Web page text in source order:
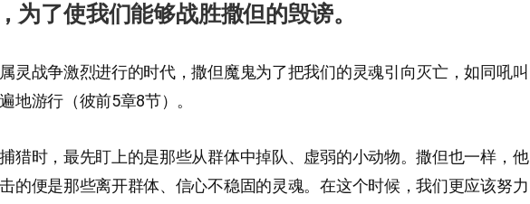
为了使我们能够战胜撒但的毁谤。
灵战争激烈进行的时代，撒但魔鬼为了把我们的灵魂引向灭亡，如同吼叫
地游行（彼前5章8节）。
猎时，最先盯上的是那些从群体中掉队、虚弱的小动物。撒但也一样，他
的便是那些离开群体、信心不稳固的灵魂。在这个时候，我们更应该努力